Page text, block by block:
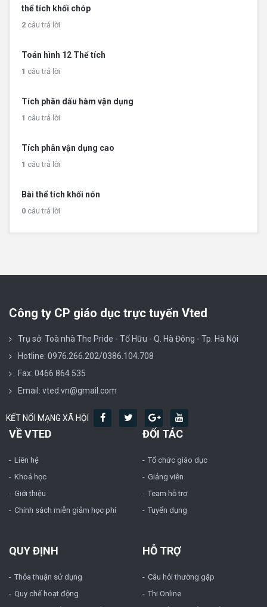
thể tích khối chóp
2 câu trả lời
Toán hình 12 Thể tích
1 câu trả lời
Tích phân dấu hàm vận dụng
1 câu trả lời
Tích phân vận dụng cao
1 câu trả lời
Bài thể tích khối nón
0 câu trả lời
Công ty CP giáo dục trực tuyến Vted
Trụ sở: Toà nhà The Pride - Tố Hữu - Q. Hà Đông - Tp. Hà Nội
Hotline: 0976.266.202/0386.104.708
Fax: 0466 864 535
Email: vted.vn@gmail.com
KẾT NỐI MẠNG XÃ HỘI
VỀ VTED
Liên hệ
Khoá học
Giới thiệu
Chính sách miễn giảm học phí
ĐỐI TÁC
Tổ chức giáo dục
Giảng viên
Team hỗ trợ
Tuyển dụng
QUY ĐỊNH
Thỏa thuận sử dụng
Quy chế hoạt động
HỖ TRỢ
Câu hỏi thường gặp
Thi Online